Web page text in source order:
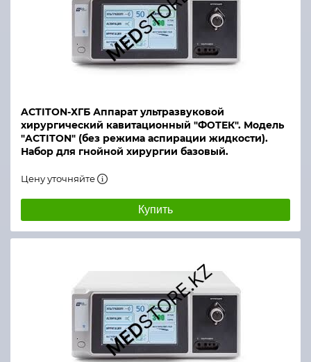
ACTITON-ХГБ Аппарат ультразвуковой
хирургический кавитационный "ФОТЕК". Модель
"ACTITON" (без режима аспирации жидкости).
Набор для гнойной хирургии базовый.
Цену уточняйте
Купить